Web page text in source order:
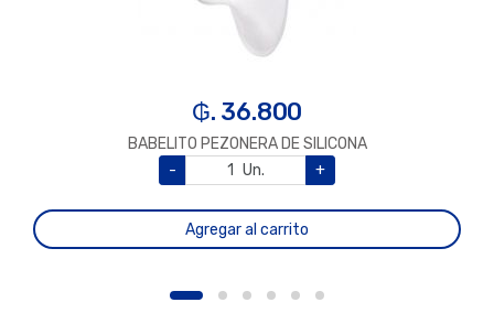
₲. 36.800
BABELITO PEZONERA DE SILICONA
-
Un. +
Agregar al carrito